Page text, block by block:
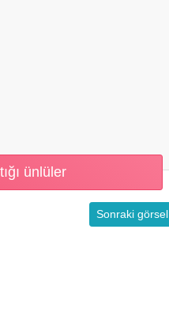
ünlüler
Sonraki görsel